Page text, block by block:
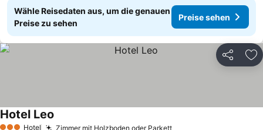
Wähle Reisedaten aus, um die genauen
Preise zu sehen
Preise sehen
Teilen
Hotel Zimmer mit Holzboden oder Parkett
Hotel Leo